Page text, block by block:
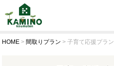
HOME > 間取りプラン >子育て応援プラン